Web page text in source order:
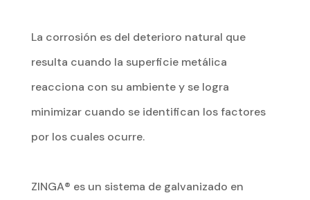
La corrosión es del deterioro natural que
resulta cuando la superficie metálica
reacciona con su ambiente y se logra
minimizar cuando se identifican los factores
por los cuales ocurre.
ZINGA® es un sistema de galvanizado en